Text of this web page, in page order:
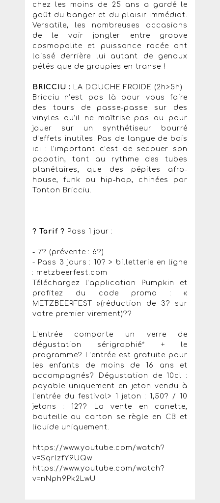
chez les moins de 25 ans a gardé le
goût du banger et du plaisir immédiat.
Versatile, les nombreuses occasions
de le voir jongler entre groove
cosmopolite et puissance racée ont
laissé derrière lui autant de genoux
pétés que de groupies en transe !
BRICCIU : LA DOUCHE FROIDE (2h>5h)
Bricciu n’est pas là pour vous faire
des tours de passe-passe sur des
vinyles qu’il ne maîtrise pas ou pour
jouer sur un synthétiseur bourré
d’effets inutiles. Pas de langue de bois
ici : l’important c’est de secouer son
popotin, tant au rythme des tubes
planétaires, que des pépites afro-
house, funk ou hip-hop, chinées par
Tonton Bricciu.
? Tarif ? Pass 1 jour :
- 7? (prévente : 6?)
- Pass 3 jours : 10? > billetterie en ligne
: metzbeerfest.com
Téléchargez l’application Pumpkin et
profitez du code promo : «
METZBEERFEST »(réduction de 3? sur
votre premier virement)??
L’entrée comporte un verre de
dégustation sérigraphié* + le
programme? L’entrée est gratuite pour
les enfants de moins de 16 ans et
accompagnés? Dégustation de 10cl :
payable uniquement en jeton vendu à
l’entrée du festival> 1 jeton : 1,50? / 10
jetons : 12?? La vente en canette,
bouteille ou carton se règle en CB et
liquide uniquement.
https://www.youtube.com/watch?
v=SqrlzfY9UQw
https://www.youtube.com/watch?
v=nNph9Pk2LwU